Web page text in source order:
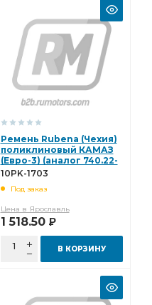
Ремень Rubena (Чехия)
поликлиновый КАМАЗ
(Евро-3) (аналог 740.22-
1308020-10) 10PK-1703
10PK-1703
Под заказ
Цена в Ярославль
1 518.50 Р
В КОРЗИНУ